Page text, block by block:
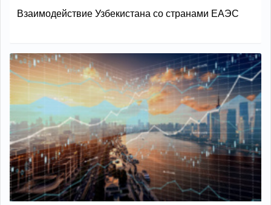
Взаимодействие Узбекистана со странами ЕАЭС